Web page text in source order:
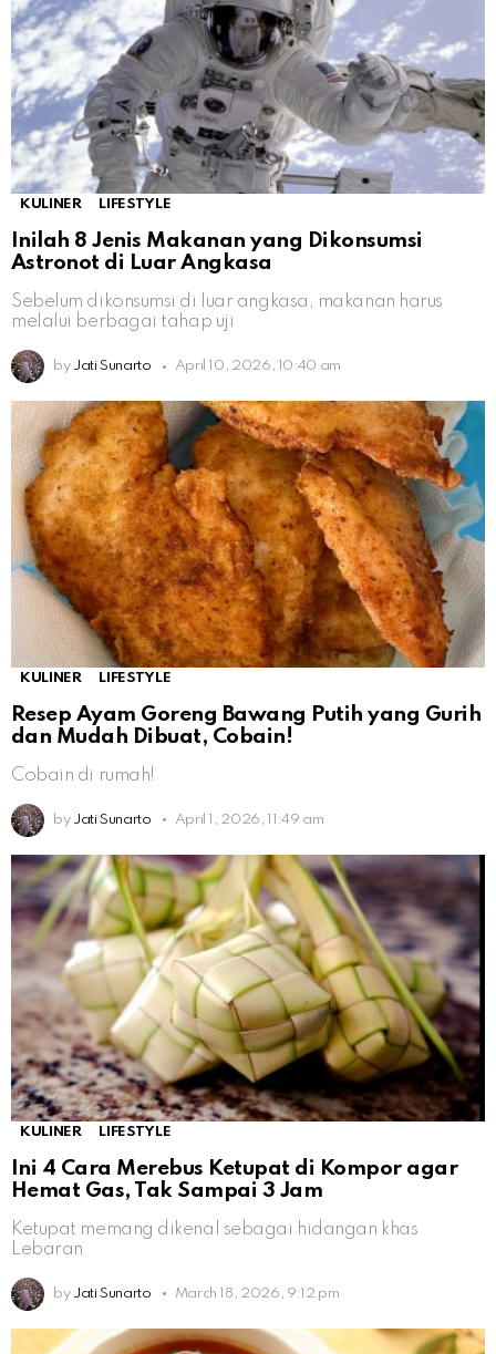
KULINER LIFESTYLE
Inilah 8 Jenis Makanan yang Dikonsumsi
Astronot di Luar Angkasa
Sebelum dikonsumsi di luar angkasa, makanan harus
melalui berbagai tahap uji
by Jati Sunarto April 10, 2026, 10:40 am
KULINER LIFESTYLE
Resep Ayam Goreng Bawang Putih yang Gurih
dan Mudah Dibuat, Cobain!
Cobain di rumah!
by Jati Sunarto April 1, 2026, 11:49 am
KULINER LIFESTYLE
Ini 4 Cara Merebus Ketupat di Kompor agar
Hemat Gas, Tak Sampai 3 Jam
Ketupat memang dikenal sebagai hidangan khas
Lebaran
by Jati Sunarto March 18, 2026, 9:12 pm